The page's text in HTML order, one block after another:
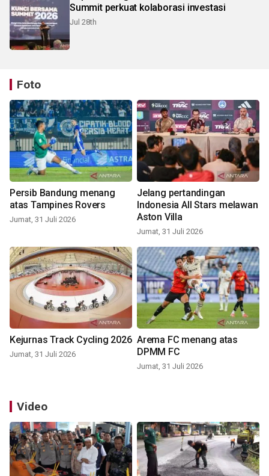
Summit perkuat kolaborasi investasi
Jul 28th
Foto
Persib Bandung menang
atas Tampines Rovers
Jumat, 31 Juli 2026
Jelang pertandingan
Indonesia All Stars melawan
Aston Villa
Jumat, 31 Juli 2026
Kejurnas Track Cycling 2026
Jumat, 31 Juli 2026
Arema FC menang atas
DPMM FC
Jumat, 31 Juli 2026
Video